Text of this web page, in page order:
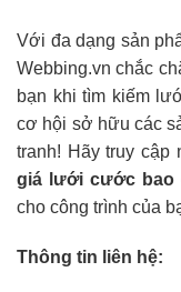
Với đa dạng sản
Webbing.vn chắc
bạn khi tìm kiếm
cơ hội sở hữu các
tranh! Hãy truy cập
giá lưới cước bao
cho công trình của
Thông tin liên hệ: